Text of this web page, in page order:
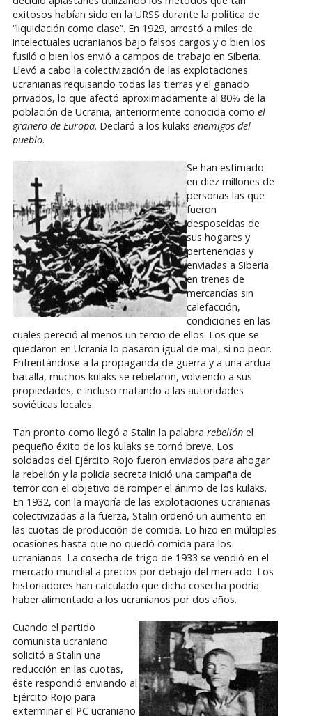
exitosos habían sido en la URSS durante la política de
“liquidación como clase”. En 1929, arrestó a miles de
intelectuales ucranianos bajo falsos cargos y o bien los
fusiló o bien los envió a campos de trabajo en Siberia.
Llevó a cabo la colectivización de las explotaciones
ucranianas requisando todas las tierras y el ganado
privados, lo que afectó aproximadamente al 80% de la
población de Ucrania, anteriormente conocida como el
granero de Europa. Declaró a los kulaks enemigos del
pueblo.
Se han estimado
en diez millones de
personas las que
fueron
desposeídas de
sus hogares y
pertenencias y
enviadas a Siberia
en trenes de
mercancías sin
calefacción,
condiciones en las
cuales pereció al menos un tercio de ellos. Los que se
quedaron en Ucrania lo pasaron igual de mal, si no peor.
Enfrentándose a la propaganda de guerra y a una ardua
batalla, muchos kulaks se rebelaron, volviendo a sus
propiedades, e incluso matando a las autoridades
soviéticas locales.
Tan pronto como llegó a Stalin la palabra rebeliónel
pequeño éxito de los kulaks se tornó breve. Los
soldados del Ejército Rojo fueron enviados para ahogar
la rebelión y la policía secreta inició una campaña de
terror con el objetivo de romper el ánimo de los kulaks.
En 1932, con la mayoría de las explotaciones ucranianas
colectivizadas a la fuerza, Stalin ordenó un aumento en
las cuotas de producción de comida. Lo hizo en múltiples
ocasiones hasta que no quedó comida para los
ucranianos. La cosecha de trigo de 1933 se vendió en el
mercado mundial a precios por debajo del mercado. Los
historiadores han calculado que dicha cosecha podría
haber alimentado a los ucranianos por dos años.
Cuando el partido
comunista ucraniano
solicitó a Stalin una
reducción en las cuotas,
éste respondió enviando al
Ejército Rojo para
exterminar el PC ucraniano